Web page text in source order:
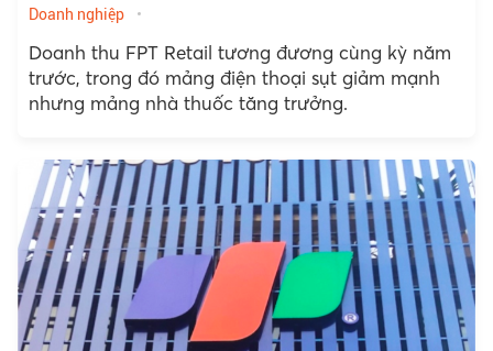
Doanh nghiệp
Doanh thu FPT Retail tương đương cùng kỳ năm
trước, trong đó mảng điện thoại sụt giảm mạnh
nhưng mảng nhà thuốc tăng trưởng.